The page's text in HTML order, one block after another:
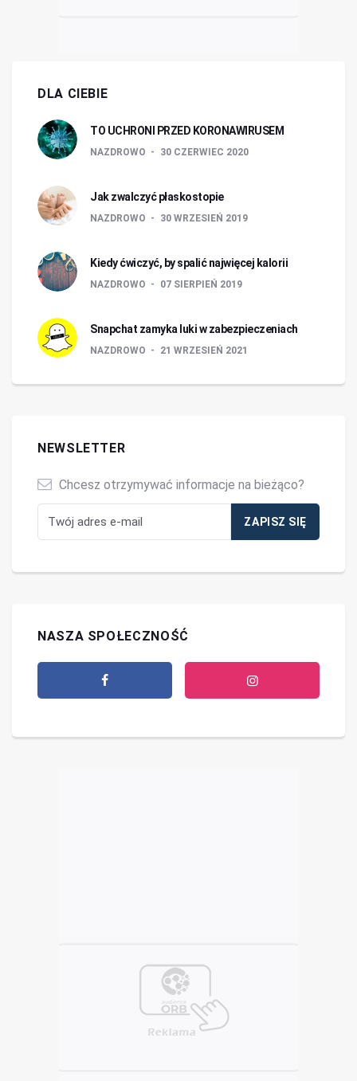
DLA CIEBIE
TO UCHRONI PRZED KORONAWIRUSEM
NAZDROWO 30 CZERWIEC 2020
Jak zwalczyć płaskostopie
NAZDROWO 30 WRZESIEŃ 2019
Kiedy ćwiczyć, by spalić najwięcej kalorii
NAZDROWO 07 SIERPIEŃ 2019
Snapchat zamyka luki w zabezpieczeniach
NAZDROWO 21 WRZESIEŃ 2021
NEWSLETTER
Chcesz otrzymywać informacje na bieżąco?
NASZA SPOŁECZNOŚĆ